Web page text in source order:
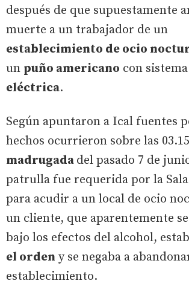
después de que supuestamente
muerte a un trabajador de un
establecimiento de ocio
un puño americano con
eléctrica.
Según apuntaron a Ical fuentes
hechos ocurrieron sobre las
madrugada del pasado 7 de
patrulla fue requerida por la Sala
para acudir a un local de ocio
un cliente, que aparentemente
bajo los efectos del alcohol,
el orden y se negaba a
establecimiento.